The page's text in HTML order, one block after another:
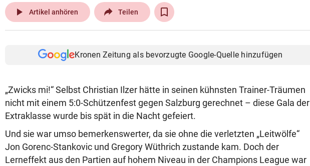
play_arrow Artikel anhören Teilen
Kronen Zeitung als bevorzugte Google-Quelle hinzufügen
„Zwicks mi!“ Selbst Christian Ilzer hätte in seinen kühnsten Trainer-Träumen
nicht mit einem 5:0-Schützenfest gegen Salzburg gerechnet – diese Gala der
Extraklasse wurde bis spät in die Nacht gefeiert.
Und sie war umso bemerkenswerter, da sie ohne die verletzten „Leitwölfe“
Jon Gorenc-Stankovic und Gregory Wüthrich zustande kam. Doch der
Lerneffekt aus den Partien auf hohem Niveau in der Champions League war